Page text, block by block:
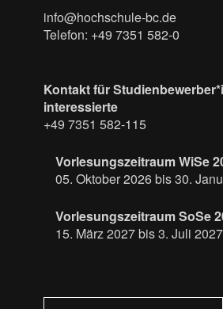
info@hochschule-bc.de
Telefon: +49 7351 582-0
Kontakt für
interessierte
+49 7351 582-115
Vorlesungszeitraum WiSe
05. Oktober 2026 bis 30.
Vorlesungszeitraum SoSe
15. März 2027 bis 3. Juli 2027